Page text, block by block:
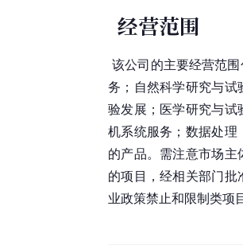
经营范围
该公司的主要经营范
务；自然科学研究与试
验发展；医学研究与试
机系统服务；数据处理
的产品。需注意市场
的项目，经相关部门
业政策禁止和限制类项